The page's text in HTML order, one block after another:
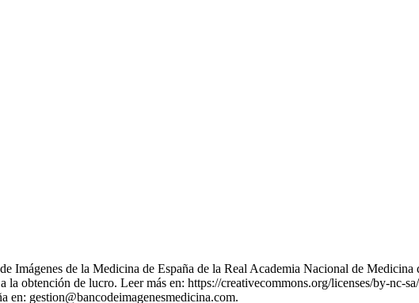
Imágenes de la Medicina de España de la Real Academia Nacional de Medicina
obtención de lucro. Leer más en: https://creativecommons.org/licenses/by-nc-
en: gestion@bancodeimagenesmedicina.com.